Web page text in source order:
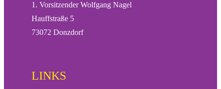
1. Vorsitzender Wolfgang Nagel
Hauffstraße 5
73072 Donzdorf
LINKS